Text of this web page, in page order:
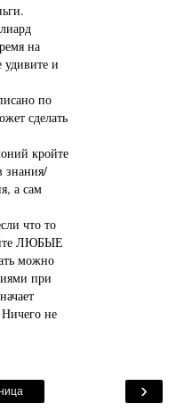
на
и
по
сделать
кройте
знания/
а сам
что то
ЛЮБЫЕ
можно
при
Ничего не
›